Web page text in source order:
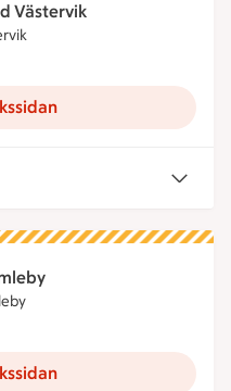
Västervik
Västervik är öppen nu,
är öppen nu, stänger